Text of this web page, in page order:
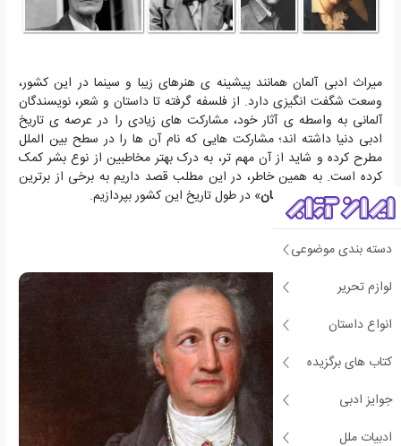
دسته بندی موضوعی
لوازم تحریر
انواع داستان
کتاب های برگزیده
جوایز ادبی
ادبیات ملل
میراث ادبی آلمان همانند پیشینه ی هنرهای زیبا و سینما در این کشور،
وسعت شگفت انگیزی دارد. از فلسفه گرفته تا داستان و شعر، نویسندگان
آلمانی به واسطه ی آثار خود، مشارکت های زیادی را در عرصه ی تاریخ
ادبی دنیا داشته اند؛ مشارکت هایی که نام آن ها را در سطح بین الملل
مطرح کرده و شاید از آن مهم تر، به درک بهتر مخاطبین از نوع بشر کمک
کرده است. به همین خاطر، در این مطلب قصد داریم به برخی از برترین
نویسندگان «ادبیات آلمان» در طول تاریخ این کشور بپردازیم.